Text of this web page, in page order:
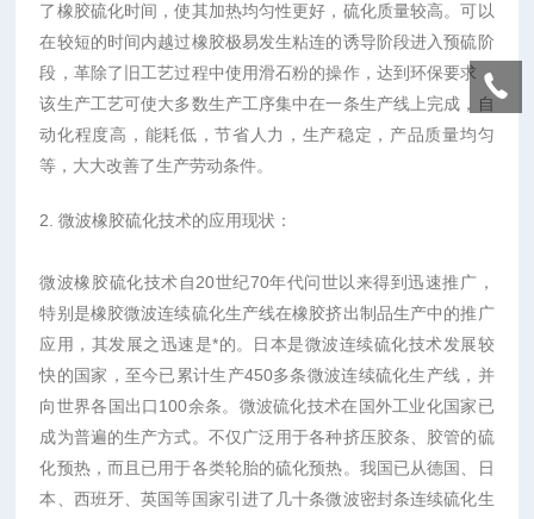
了橡胶硫化时间，使其加热均匀性更好，硫化质量较高。可以
在较短的时间内越过橡胶极易发生粘连的诱导阶段进入预硫阶
段，革除了旧工艺过程中使用滑石粉的操作，达到环保要求，
该生产工艺可使大多数生产工序集中在一条生产线上完成，自
动化程度高，能耗低，节省人力，生产稳定，产品质量均匀
等，大大改善了生产劳动条件。
2. 微波橡胶硫化技术的应用现状：
微波橡胶硫化技术自20世纪70年代问世以来得到迅速推广，
特别是橡胶微波连续硫化生产线在橡胶挤出制品生产中的推广
应用，其发展之迅速是*的。日本是微波连续硫化技术发展较
快的国家，至今已累计生产450多条微波连续硫化生产线，并
向世界各国出口100余条。微波硫化技术在国外工业化国家已
成为普遍的生产方式。不仅广泛用于各种挤压胶条、胶管的硫
化预热，而且已用于各类轮胎的硫化预热。我国已从德国、日
本、西班牙、英国等国家引进了几十条微波密封条连续硫化生